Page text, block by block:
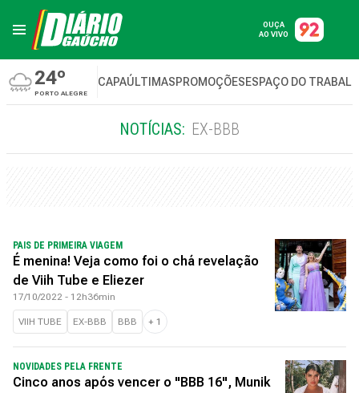
OUÇA
AO VIVO
24º
PORTO ALEGRE
CAPAÚLTIMASPROMOÇÕESESPAÇO DO
NOTÍCIAS: EX-BBB
PAIS DE PRIMEIRA VIAGEM
É menina! Veja como foi o chá revelação
de Viih Tube e Eliezer
17/10/2022 - 12h36min
VIIH TUBE EX-BBB BBB + 1
NOVIDADES PELA FRENTE
Cinco anos após vencer o "BBB 16", Munik